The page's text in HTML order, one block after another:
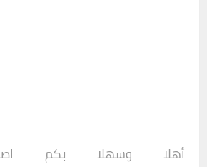
أهلا وسهلا بكم